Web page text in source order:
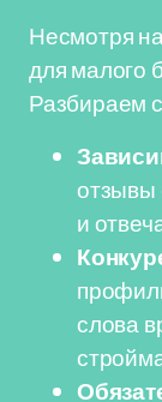
Несмотря
для малого
Разбираем
отзывы
и
слова